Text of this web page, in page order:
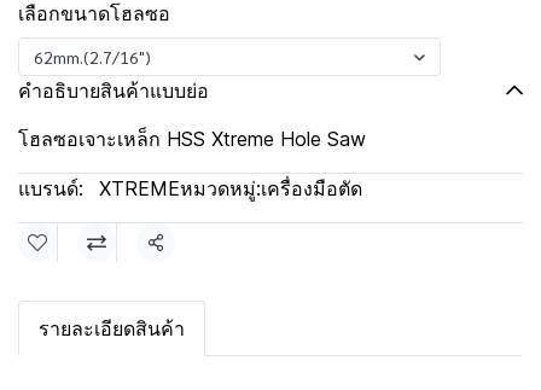
เลือกขนาดโฮลซอ
62mm.(2.7/16")
คำอธิบายสินค้าแบบย่อ
โฮลซอเจาะเหล็ก HSS Xtreme Hole Saw
แบรนด์: XTREMEหมวดหมู่:เครื่องมือตัด
แชร์
รายละเอียดสินค้า